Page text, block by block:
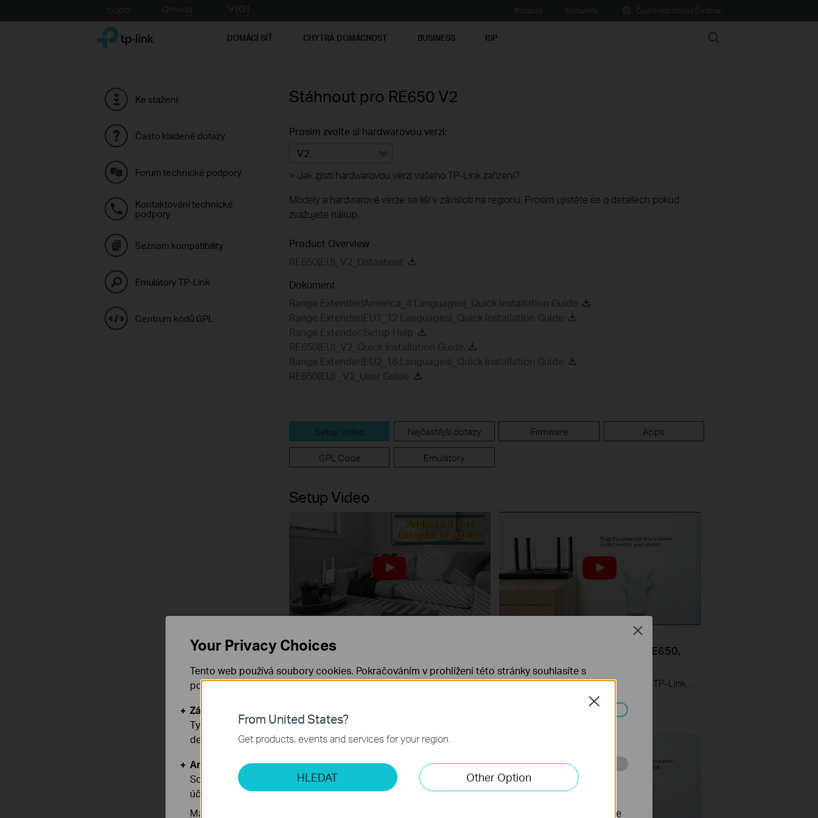
to
TP-Link, Reliably Smart DOMÁCÍ SÍŤ CHYTRÁ DOMÁCNOST BUSINESS ISP Search
Ke stažení
Často kladené dotazy
Forum technické podpory
Kontaktování technické
podpory
Seznam kompatibility
Emulátory TP-Link
Centrum kódů GPL
Stáhnout pro RE650 V2
Prosím zvolte si hardwarovou verzi:
V2
> Jak zjisti hardwarovou verzi vašeho TP-Link zařízení?
Modely a hardwarové verze se liší v závisloti na regionu. Prosím ujistěte se o detailech pokud
zvažujete nákup.
Product Overview
RE650(EU)_V2_Datasheet
Dokument
Range Extender(America_4 Languages)_Quick Installation Guide
Range Extender(EU1_12 Languages)_Quick Installation Guide
Range Extender Setup Help
RE650(EU)_V2_Quick Installation Guide
Range Extender(EU2_16 Languages)_Quick Installation Guide
RE650(EU) _V2_User Guide
Setup Video Nejčastější dotazy Firmware Apps
GPL Code Emulátory
Setup Video
How to Configure a Range Extender
for Starlink
How to Set Up TP Link Range
Extender via Web Browser (RE650,
From United States?
Get products, events and services for your region.
HLEDAT Other Option
Close
Your Privacy Choices
Tento web používá soubory cookies. Pokračováním v prohlížení této stránky souhlasíte s
používáním našich cookies.Již nezobrazovatZjistit více.
Základní cookies
Tyto cookies jsou nezbytné pro fungování webových stránek a nelze je ve vašich systémech
deaktivovat.
Analytické a marketingové cookies
Soubory cookie pro nám umožňují analyzovat vaše aktivity na našich webových stránkách za
účelem zlepšení a přizpůsobení jejich funkčnosti.
Marketingové soubory cookie mohou prostřednictvím našich webových stránek nastavit, aby se
Close